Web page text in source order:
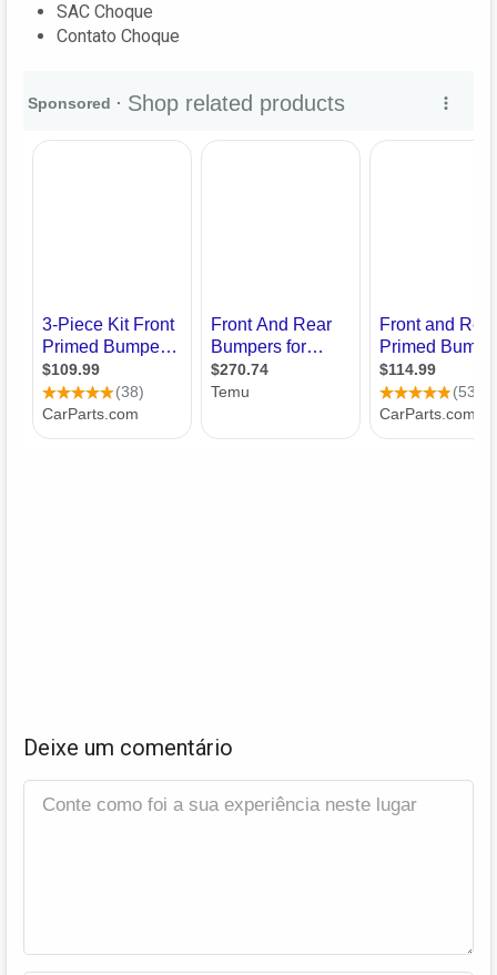
SAC Choque
Contato Choque
Deixe um comentário